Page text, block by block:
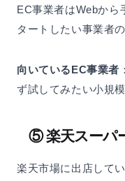
EC事業者はWebから
タートしたい事業者
向いているEC事業者
ず試してみたい小規模
⑤ 楽天スーパ
楽天市場に出店して